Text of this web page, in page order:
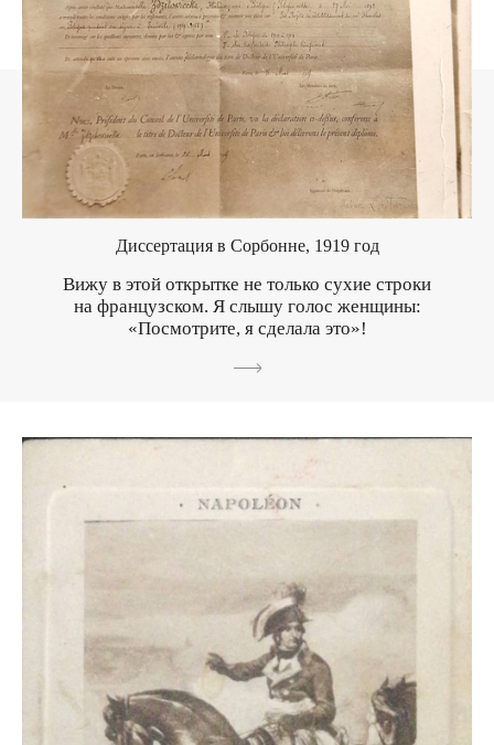
Диссертация в Сорбонне, 1919 год
Вижу в этой открытке не только сухие строки
на французском. Я слышу голос женщины:
«Посмотрите, я сделала это»!